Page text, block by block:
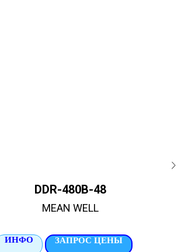
DDR-480B-48
MEAN WELL
ИНФО ЗАПРОС ЦЕНЫ